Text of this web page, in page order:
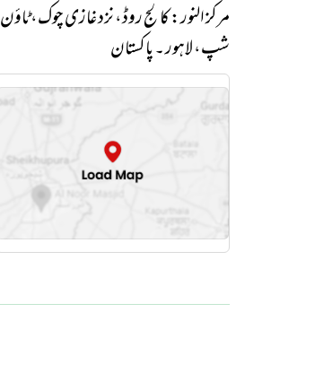
مرکز النور: کالج روڈ، نزد غازی چوک، ٹاؤن
شپ، لاہور ۔ پاکستان